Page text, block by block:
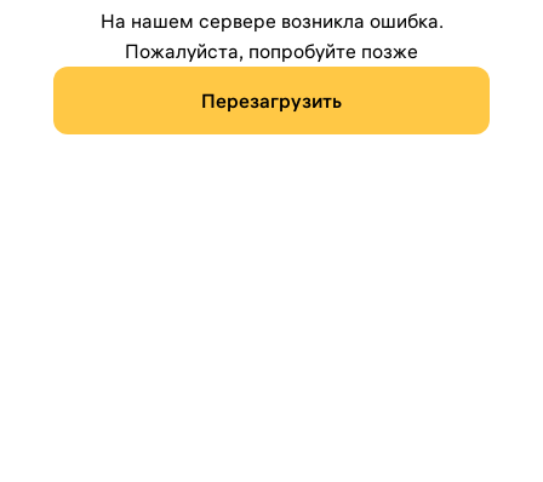
На нашем сервере возникла ошибка.
Пожалуйста, попробуйте позже
Перезагрузить